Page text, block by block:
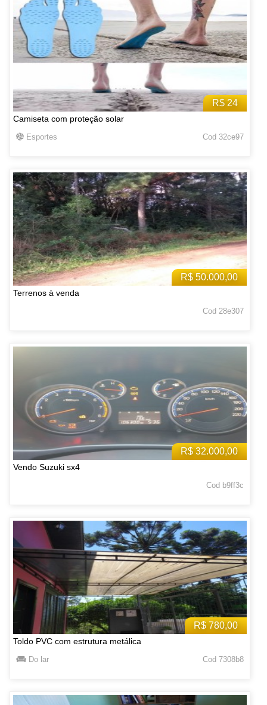
R$ 24
Camiseta com proteção solar
Esportes Cod 32ce97
R$ 50.000,00
Terrenos à venda
Cod 28e307
R$ 32.000,00
Vendo Suzuki sx4
Cod b9ff3c
R$ 780,00
Toldo PVC com estrutura metálica
Do lar Cod 7308b8